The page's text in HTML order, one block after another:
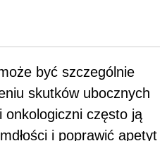
być szczególnie
skutków ubocznych
onkologiczni często ją
i poprawić apetyt